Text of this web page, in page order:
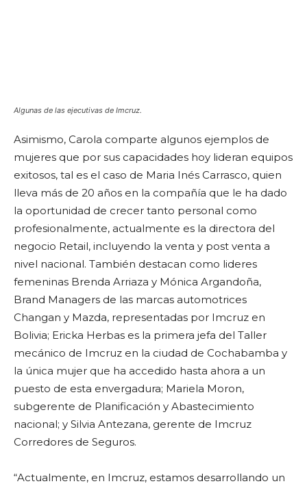
Algunas de las ejecutivas de Imcruz.
Asimismo, Carola comparte algunos ejemplos de
mujeres que por sus capacidades hoy lideran equipos
exitosos, tal es el caso de Maria Inés Carrasco, quien
lleva más de 20 años en la compañía que le ha dado
la oportunidad de crecer tanto personal como
profesionalmente, actualmente es la directora del
negocio Retail, incluyendo la venta y post venta a
nivel nacional. También destacan como lideres
femeninas Brenda Arriaza y Mónica Argandoña,
Brand Managers de las marcas automotrices
Changan y Mazda, representadas por Imcruz en
Bolivia; Ericka Herbas es la primera jefa del Taller
mecánico de Imcruz en la ciudad de Cochabamba y
la única mujer que ha accedido hasta ahora a un
puesto de esta envergadura; Mariela Moron,
subgerente de Planificación y Abastecimiento
nacional; y Silvia Antezana, gerente de Imcruz
Corredores de Seguros.
“Actualmente, en Imcruz, estamos desarrollando un